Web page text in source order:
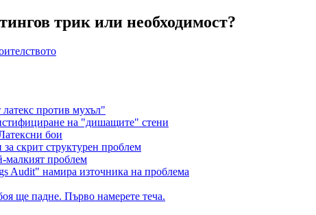
трик или необходимост?
против мухъл"
на "дишащите" стени
бои
скрит структурен проблем
малкият проблем
Audit" намира източника на проблема
ще падне. Първо намерете теча.